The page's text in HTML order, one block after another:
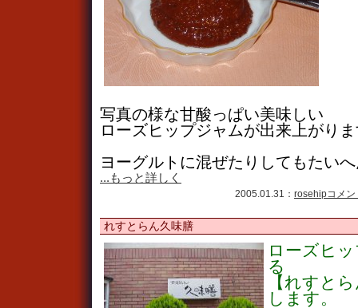
写真の様な甘酸っぱい美味しい
ローズヒップジャムが出来上がり
ヨーグルトに混ぜたりしてもたい
...もっと詳しく
2005.01.31： rosehipコメ
れすとらん久味膳
ローズヒ
る
【れすと
します。